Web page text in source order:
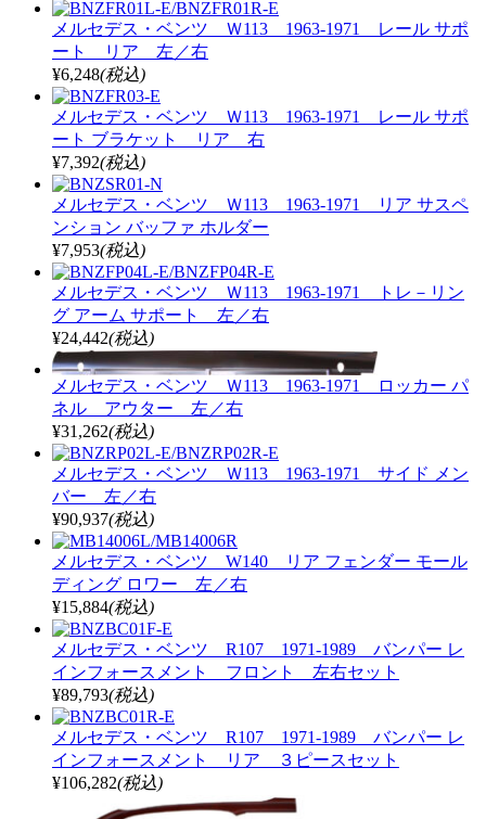
メルセデス・ベンツ Ｗ113 1963-1971 レール サポ
ート リア 左／右
¥6,248(税込)
メルセデス・ベンツ Ｗ113 1963-1971 レール サポ
ート ブラケット リア 右
¥7,392(税込)
メルセデス・ベンツ Ｗ113 1963-1971 リア サスペ
ンション バッファ ホルダー
¥7,953(税込)
メルセデス・ベンツ Ｗ113 1963-1971 トレ－リン
グ アーム サポート 左／右
¥24,442(税込)
メルセデス・ベンツ Ｗ113 1963-1971 ロッカー パ
ネル アウター 左／右
¥31,262(税込)
メルセデス・ベンツ Ｗ113 1963-1971 サイド メン
バー 左／右
¥90,937(税込)
メルセデス・ベンツ W140 リア フェンダー モール
ディング ロワー 左／右
¥15,884(税込)
メルセデス・ベンツ R107 1971-1989 バンパー レ
インフォースメント フロント 左右セット
¥89,793(税込)
メルセデス・ベンツ R107 1971-1989 バンパー レ
インフォースメント リア ３ピースセット
¥106,282(税込)